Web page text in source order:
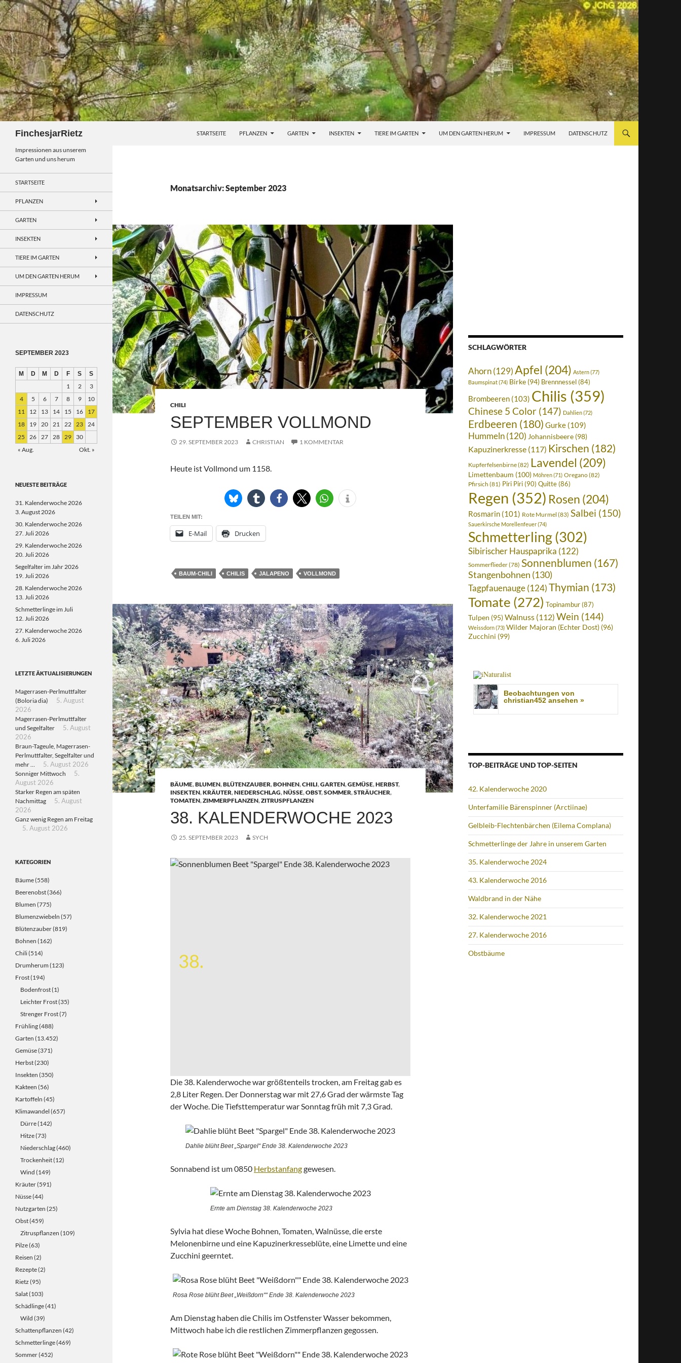
Zum
Inhalt
springen
FinchesjarRietz STARTSEITE PFLANZEN GARTEN INSEKTEN TIERE IM GARTEN UM DEN GARTEN HERUM IMPRESSUM DATENSCHUTZ
Monatsarchiv: September 2023
CHILI
SEPTEMBER VOLLMOND
29. SEPTEMBER 2023 CHRISTIAN 1 KOMMENTAR
Heute ist Vollmond um 1158.
TEILEN MIT:
E-Mail Drucken
BAUM-CHILI CHILIS JALAPENO VOLLMOND
BÄUME,BLUMEN,BLÜTENZAUBER,BOHNEN,CHILI,GARTEN,GEMÜSE,HERBST,
INSEKTEN,KRÄUTER,NIEDERSCHLAG,NÜSSE,OBST,SOMMER,STRÄUCHER,
TOMATEN,ZIMMERPFLANZEN,ZITRUSPFLANZEN
38. KALENDERWOCHE 2023
25. SEPTEMBER 2023 SYCH
38.
Die 38. Kalenderwoche war größtenteils trocken, am Freitag gab es
2,8 Liter Regen. Der Donnerstag war mit 27,6 Grad der wärmste Tag
der Woche. Die Tiefsttemperatur war Sonntag früh mit 7,3 Grad.
Dahlie blüht Beet „Spargel“ Ende 38. Kalenderwoche 2023
Sonnabend ist um 0850 Herbstanfanggewesen.
Ernte am Dienstag 38. Kalenderwoche 2023
Sylvia hat diese Woche Bohnen, Tomaten, Walnüsse, die erste
Melonenbirne und eine Kapuzinerkresseblüte, eine Limette und eine
Zucchini geerntet.
Rosa Rose blüht Beet „Weißdorn““ Ende 38. Kalenderwoche 2023
Am Dienstag haben die Chilis im Ostfenster Wasser bekommen,
Mittwoch habe ich die restlichen Zimmerpflanzen gegossen.
SCHLAGWÖRTER
Ahorn(129)Apfel (204) Astern(77)
Baumspinat(74) Birke (94) Brennnessel (84)
Brombeeren (103) Chilis (359)
Chinese 5 Color (147) Dahlien(72)
Erdbeeren (180) Gurke (109)
Hummeln (120) Johannisbeere (98)
Kapuzinerkresse (117) Kirschen (182)
Kupferfelsenbirne(82) Lavendel (209)
Limettenbaum (100) Möhren(71) Oregano(82)
Pfirsich (81) Piri Piri(90) Quitte(86)
Regen (352) Rosen (204)
Rosmarin (101) Rote Murmel (83) Salbei (150)
Sauerkirsche Morellenfeuer(74)
Schmetterling(302)
Sibirischer Hauspaprika (122)
Sommerflieder(78) Sonnenblumen (167)
Stangenbohnen (130)
Tagpfauenauge(124)Thymian (173)
Tomate (272) Topinambur(87)
Tulpen (95)Walnuss (112) Wein (144)
Weissdorn(73) Wilder Majoran (Echter Dost) (96)
Zucchini (99)
Beobachtungen von
christian452 ansehen »
TOP-BEITRÄGE UND TOP-SEITEN
42. Kalenderwoche 2020
Unterfamilie Bärenspinner (Arctiinae)
Gelbleib-Flechtenbärchen (Eilema Complana)
Schmetterlinge der Jahre in unserem Garten
35. Kalenderwoche 2024
43. Kalenderwoche 2016
Waldbrand in der Nähe
32. Kalenderwoche 2021
27. Kalenderwoche 2016
Obstbäume
Impressionen aus unserem
Garten und uns herum
STARTSEITE
PFLANZEN
GARTEN
INSEKTEN
TIERE IM GARTEN
UM DEN GARTEN HERUM
IMPRESSUM
DATENSCHUTZ
SEPTEMBER 2023
M D M D F S S
1 2
3
4
5 6 7 8 9
10
11
12 13 14 15 16
17
18
19 20 21 22 23 24
25
26 27 28 29
30
« Aug.
Okt. »
NEUESTE BEITRÄGE
31. Kalenderwoche 2026
3. August 2026
30. Kalenderwoche 2026
27. Juli 2026
29. Kalenderwoche 2026
20. Juli 2026
Segelfalter im Jahr 2026
19. Juli 2026
28. Kalenderwoche 2026
13. Juli 2026
Schmetterlinge im Juli
12. Juli 2026
27. Kalenderwoche 2026
6. Juli 2026
LETZTE ÄKTUALISIERUNGEN
Magerrasen-Perlmuttfalter
(Boloria dia)
5. August
2026
Magerrasen-Perlmuttfalter
und Segelfalter
5. August
2026
Braun-Tageule, Magerrasen-
Perlmuttfalter, Segelfalter und
mehr …
5. August 2026
Sonniger Mittwoch
5.
August 2026
Starker Regen am späten
Nachmittag
5. August
2026
Ganz wenig Regen am Freitag
5. August 2026
KATEGORIEN
Bäume(558)
Beerenobst(366)
Blumen (775)
Blumenzwiebeln (57)
Blütenzauber(819)
Bohnen (162)
Chili(514)
Drumherum (123)
Frost(194)
Bodenfrost(1)
Leichter Frost(35)
Strenger Frost(7)
Frühling(488)
Garten (13.452)
Gemüse(371)
Herbst(230)
Insekten (350)
Kakteen (56)
Kartoffeln (45)
Klimawandel (657)
Dürre(142)
Hitze(73)
Niederschlag(460)
Trockenheit(12)
Wind (149)
Kräuter(591)
Nüsse(44)
Nutzgarten (25)
Obst(459)
Zitruspflanzen (109)
Pilze(63)
Reisen (2)
Rezepte(2)
Rietz (95)
Salat(103)
Schädlinge(41)
Wild (39)
Schattenpflanzen (42)
Schmetterlinge(469)
Sommer(452)